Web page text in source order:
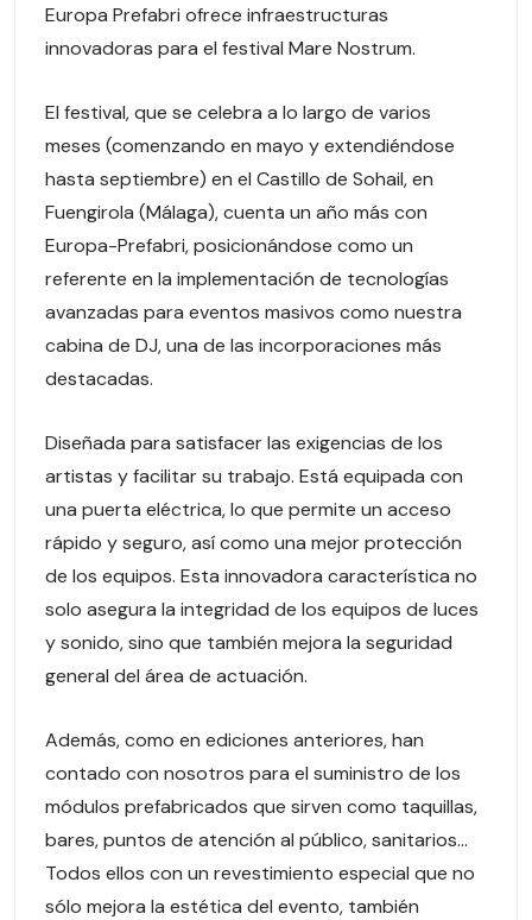
Europa Prefabri ofrece infraestructuras
innovadoras para el festival Mare Nostrum.
El festival, que se celebra a lo largo de varios
meses (comenzando en mayo y extendiéndose
hasta septiembre) en el Castillo de Sohail, en
Fuengirola (Málaga), cuenta un año más con
Europa-Prefabri, posicionándose como un
referente en la implementación de tecnologías
avanzadas para eventos masivos como nuestra
cabina de DJ, una de las incorporaciones más
destacadas.
Diseñada para satisfacer las exigencias de los
artistas y facilitar su trabajo. Está equipada con
una puerta eléctrica, lo que permite un acceso
rápido y seguro, así como una mejor protección
de los equipos. Esta innovadora característica no
solo asegura la integridad de los equipos de luces
y sonido, sino que también mejora la seguridad
general del área de actuación.
Además, como en ediciones anteriores, han
contado con nosotros para el suministro de los
módulos prefabricados que sirven como taquillas,
bares, puntos de atención al público, sanitarios…
Todos ellos con un revestimiento especial que no
sólo mejora la estética del evento, también